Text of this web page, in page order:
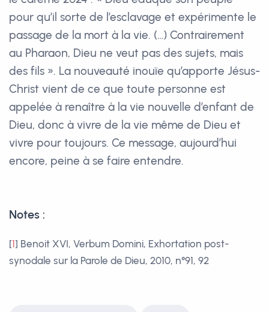
pour qu’il sorte de l’esclavage et expérimente le
passage de la mort à la vie. (…) Contrairement
au Pharaon, Dieu ne veut pas des sujets, mais
des fils ». La nouveauté inouïe qu’apporte Jésus-
Christ vient de ce que toute personne est
appelée à renaître à la vie nouvelle d’enfant de
Dieu, donc à vivre de la vie même de Dieu et
vivre pour toujours. Ce message, aujourd’hui
encore, peine à se faire entendre.
Notes :
[1] Benoit XVI, Verbum Domini, Exhortation post-
synodale sur la Parole de Dieu, 2010, n°91, 92